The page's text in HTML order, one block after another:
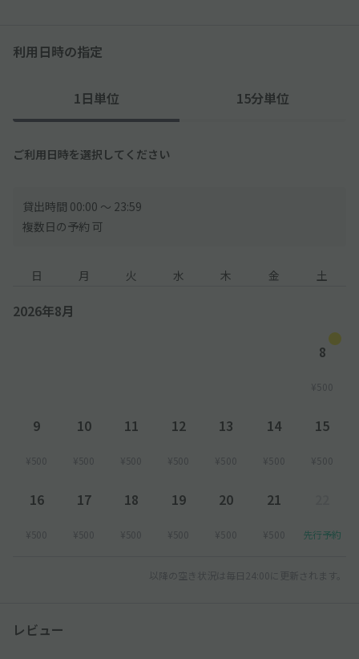
利用日時の指定
1日単位 15分単位
ご利用日時を選択してください
貸出時間 00:00 〜 23:59
複数日の予約 可
日 月 火 水 木 金 土
2026年8月
8
¥500
9
¥500
10
¥500
11
¥500
12
¥500
13
¥500
14
¥500
15
¥500
16
¥500
17
¥500
18
¥500
19
¥500
20
¥500
21
¥500 先行予約
以降の空き状況は毎日24:00に更新されます。
レビュー